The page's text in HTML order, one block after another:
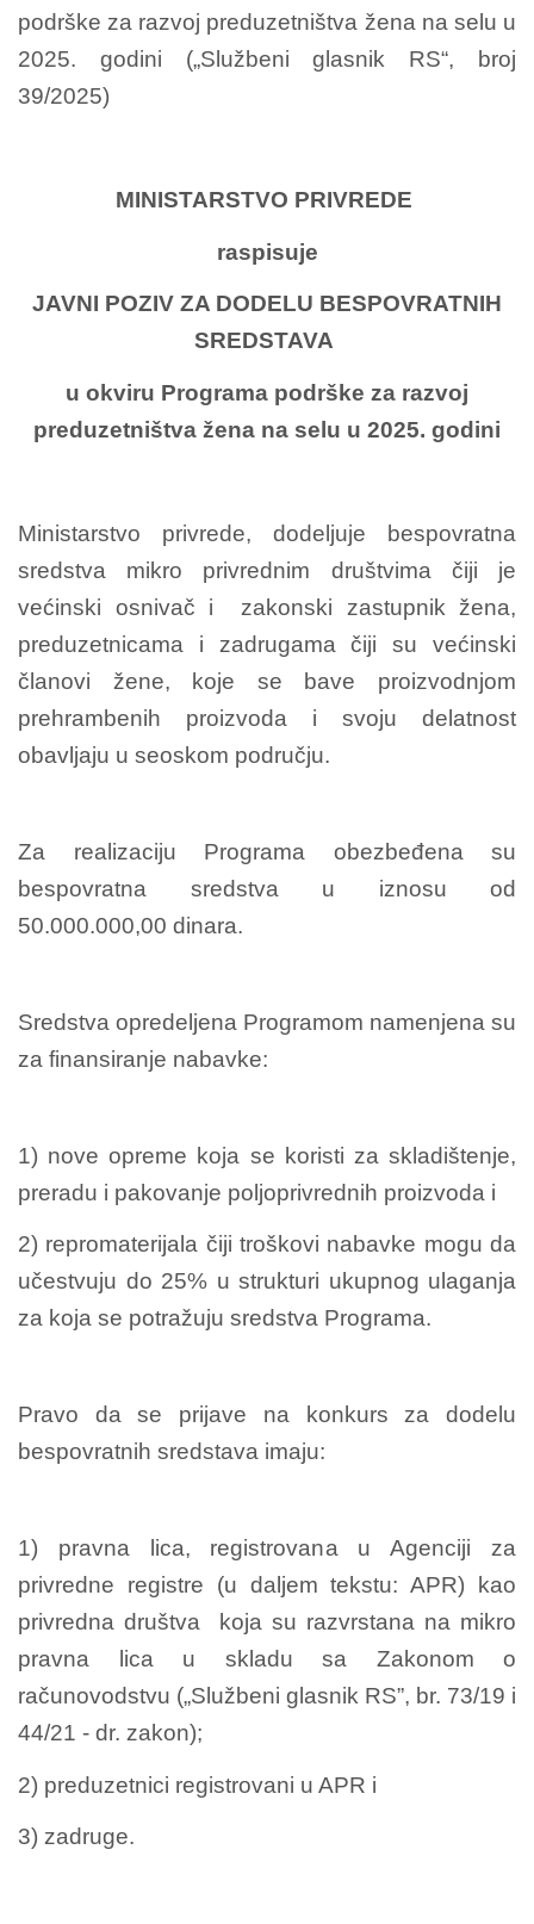
podrške za razvoj preduzetništva žena na selu u
2025. godini („Službeni glasnik RS“, broj
39/2025)
MINISTARSTVO PRIVREDE
raspisuje
JAVNI POZIV ZA DODELU BESPOVRATNIH
SREDSTAVA
u okviru Programa podrške za razvoj
preduzetništva žena na selu u 2025. godini
Ministarstvo privrede, dodeljuje bespovratna
sredstva mikro privrednim društvima čiji je
većinski osnivač i zakonski zastupnik žena,
preduzetnicama i zadrugama čiji su većinski
članovi žene, koje se bave proizvodnjom
prehrambenih proizvoda i svoju delatnost
obavljaju u seoskom području.
Za realizaciju Programa obezbeđena su
bespovratna sredstva u iznosu od
50.000.000,00 dinara.
Sredstva opredeljena Programom namenjena su
za finansiranje nabavke:
1) nove opreme koja se koristi za skladištenje,
preradu i pakovanje poljoprivrednih proizvoda i
2) repromaterijala čiji troškovi nabavke mogu da
učestvuju do 25% u strukturi ukupnog ulaganja
za koja se potražuju sredstva Programa.
Pravo da se prijave na konkurs za dodelu
bespovratnih sredstava imaju:
1) pravna lica, registrovana u Agenciji za
privredne registre (u daljem tekstu: APR) kao
privredna društva koja su razvrstana na mikro
pravna lica u skladu sa Zakonom o
računovodstvu („Službeni glasnik RS”, br. 73/19 i
44/21 - dr. zakon);
2) preduzetnici registrovani u APR i
3) zadruge.